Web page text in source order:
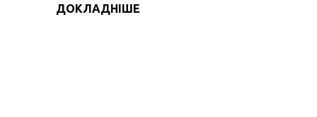
ДОКЛАДНІШЕ